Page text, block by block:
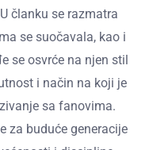
članku se razmatra
se suočavala, kao i
se osvrće na njen stil
i način na koji je
sa fanovima.
za buduće generacije